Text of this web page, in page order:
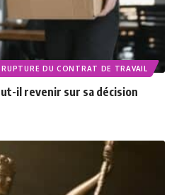
RUPTURE DU CONTRAT DE TRAVAIL
il revenir sur sa décision